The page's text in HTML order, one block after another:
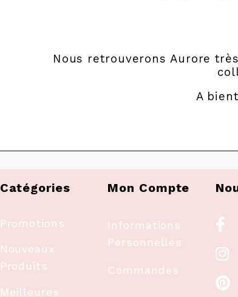
Nous retrouverons Aurore
A
Catégories
Promotions
Nouveaux
Produits
Meilleures
Mon Compte
Informations
Personnelles
Commandes


